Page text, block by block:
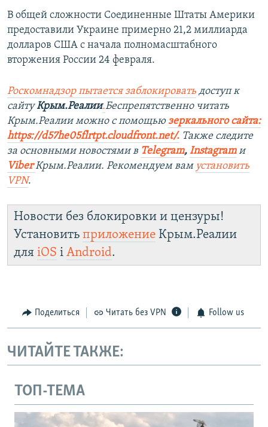
В общей сложности Соединенные Штаты Америки
предоставили Украине примерно 21,2 миллиарда
долларов США с начала полномасштабного
вторжения России 24 февраля.
Роскомнадзор пытается заблокировать доступ к
сайтуКрым.Реалии.Беспрепятственно читать
Крым.Реалии можно с помощью зеркального сайта:
https://d57he05flrtpt.cloudfront.net/. Также следите
за основными новостями в Telegram, Instagramи
ViberКрым.Реалии. Рекомендуем вам установить
VPN.
Новости без блокировки и цензуры!
Установить приложение Крым.Реалии
для iOS і Android.
Поделиться Читать без VPN Follow us
ЧИТАЙТЕ ТАКЖЕ:
ТОП-ТЕМА